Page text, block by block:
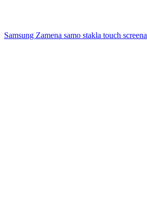
Samsung Zamena samo stakla touch screena